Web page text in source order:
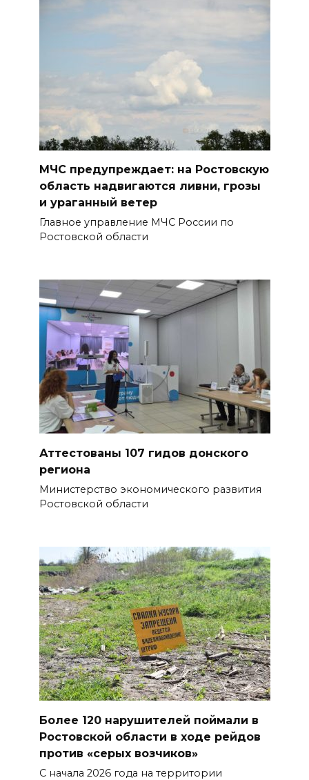
избирательного процесса в
БОЛЬШЕ НОВОСТЕЙ
МЧС предупреждает: на Ростовскую
область надвигаются ливни, грозы
и ураганный ветер
Главное управление МЧС России по
Ростовской области
Аттестованы 107 гидов донского
региона
Министерство экономического развития
Ростовской области
Более 120 нарушителей поймали в
Ростовской области в ходе рейдов
против «серых возчиков»
С начала 2026 года на территории